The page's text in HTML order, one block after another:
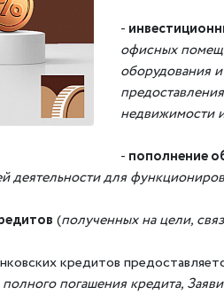
-
офисных
оборудования
недвижимости
- пополнение
деятельности для
(полученных на цели,
кредитов
погашения кредита,